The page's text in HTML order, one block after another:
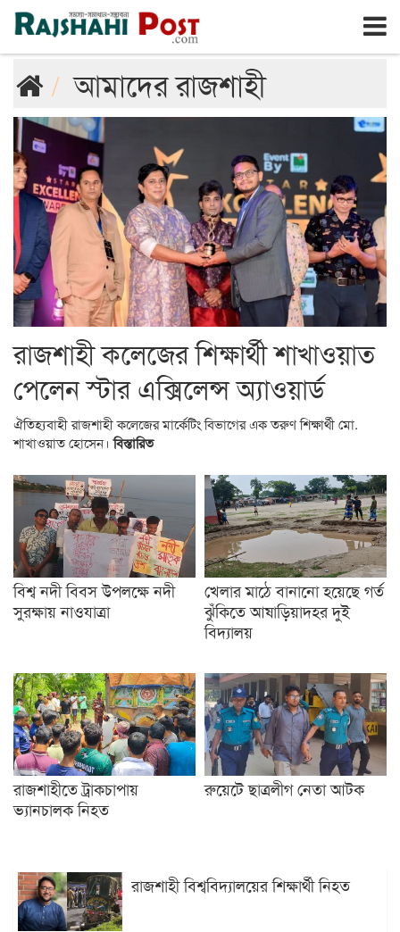
রাজশাহী শনিবার, ৮ই আগস্ট ২০২৬, ২৫শে শ্রাবণ ১৪৩৩
আমাদের রাজশাহী
রাজশাহী কলেজের শিক্ষার্থী শাখাওয়াত
পেলেন স্টার এক্সিলেন্স অ্যাওয়ার্ড
ঐতিহ্যবাহী রাজশাহী কলেজের মার্কেটিং বিভাগের এক তরুণ শিক্ষার্থী মো.
শাখাওয়াত হোসেন। বিস্তারিত
বিশ্ব নদী বিবস উপলক্ষে নদী
সুরক্ষায় নাওযাত্রা
খেলার মাঠে বানানো হয়েছে গর্ত
ঝুঁকিতে আষাড়িয়াদহর দুই
বিদ্যালয়
রাজশাহীতে ট্রাকচাপায়
ভ্যানচালক নিহত
রুয়েটে ছাত্রলীগ নেতা আটক
রাজশাহী বিশ্ববিদ্যালয়ের শিক্ষার্থী নিহত